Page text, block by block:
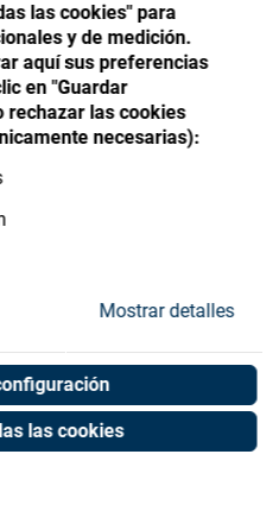
las cookies" para
y de medición.
aquí sus preferencias
en "Guardar
rechazar las cookies
necesarias):
Mostrar detalles
las cookies
POWER
MarkII+